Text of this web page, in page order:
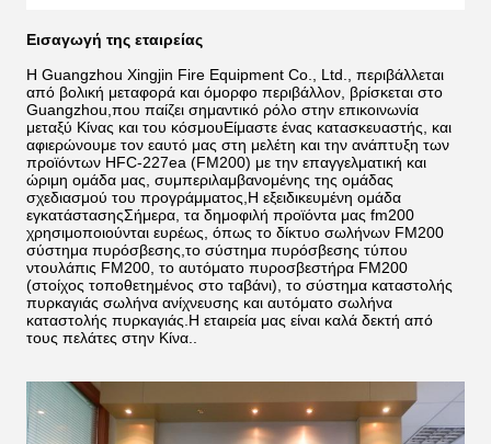
Εισαγωγή της εταιρείας
Η Guangzhou Xingjin Fire Equipment Co., Ltd., περιβάλλεται
από βολική μεταφορά και όμορφο περιβάλλον, βρίσκεται στο
Guangzhou,που παίζει σημαντικό ρόλο στην επικοινωνία
μεταξύ Κίνας και του κόσμουΕίμαστε ένας κατασκευαστής, και
αφιερώνουμε τον εαυτό μας στη μελέτη και την ανάπτυξη των
προϊόντων HFC-227ea (FM200) με την επαγγελματική και
ώριμη ομάδα μας, συμπεριλαμβανομένης της ομάδας
σχεδιασμού του προγράμματος,Η εξειδικευμένη ομάδα
εγκατάστασηςΣήμερα, τα δημοφιλή προϊόντα μας fm200
χρησιμοποιούνται ευρέως, όπως το δίκτυο σωλήνων FM200
σύστημα πυρόσβεσης,το σύστημα πυρόσβεσης τύπου
ντουλάπις FM200, το αυτόματο πυροσβεστήρα FM200
(στοίχος τοποθετημένος στο ταβάνι), το σύστημα καταστολής
πυρκαγιάς σωλήνα ανίχνευσης και αυτόματο σωλήνα
καταστολής πυρκαγιάς.Η εταιρεία μας είναι καλά δεκτή από
τους πελάτες στην Κίνα..